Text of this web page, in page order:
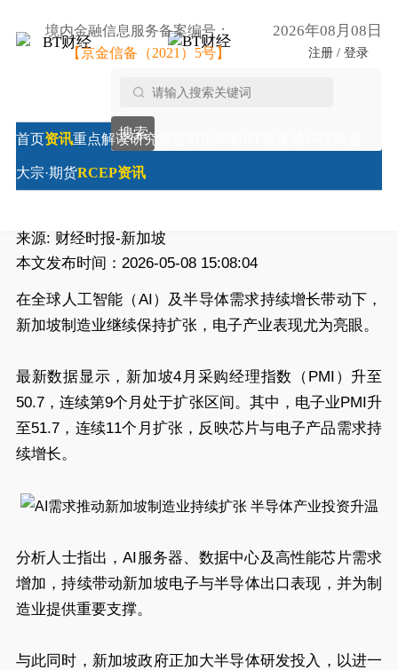
境内金融信息服务备案编号：
【京金信备（2021）5号】
2026年08月08日
注册 / 登录
搜索
首页资讯重点解读研究报告
大宗·期货RCEP资讯
RCEP资讯/AI需求推动新加坡制造业持续扩张 半
导体产业投资升温
AI需求推动新加坡制造业持续扩张 半导体产业投资升
温
来源: 财经时报-新加坡
本文发布时间：2026-05-08 15:08:04
在全球人工智能（AI）及半导体需求持续增长带动下，
新加坡制造业继续保持扩张，电子产业表现尤为亮眼。
最新数据显示，新加坡4月采购经理指数（PMI）升至
50.7，连续第9个月处于扩张区间。其中，电子业PMI升
至51.7，连续11个月扩张，反映芯片与电子产品需求持
续增长。
分析人士指出，AI服务器、数据中心及高性能芯片需求
增加，持续带动新加坡电子与半导体出口表现，并为制
造业提供重要支撑。
与此同时，新加坡政府正加大半导体研发投入，以进一